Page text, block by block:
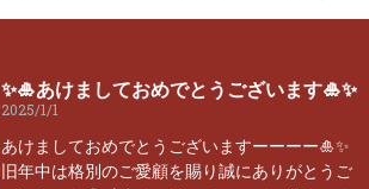
✨🎍あけましておめでとうございます🎍✨
2025/1/1
あけましておめでとうございますーーーー🎍✨
旧年中は格別のご愛顧を賜り誠にありがとうご